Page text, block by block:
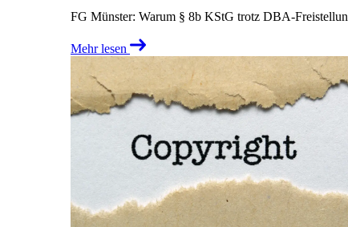
FG Münster: Warum § 8b KStG trotz DBA-
Mehr lesen